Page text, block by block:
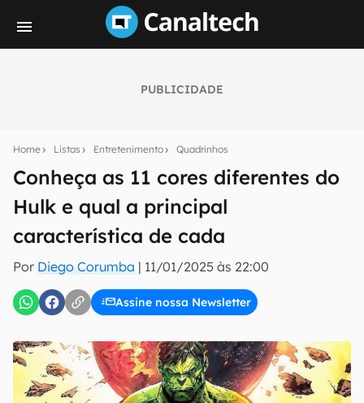
PUBLICIDADE
Home Listas Entretenimento Quadrinhos
Conheça as 11 cores diferentes do
Hulk e qual a principal
característica de cada
Por Diego Corumba | 11/01/2025 às 22:00
Assine nossa Newsletter
notícias e reviews sobre tecnologia em primeira
mão.
E-mail
inscreva-se
Uso e Política de Privacidade do Canaltech.